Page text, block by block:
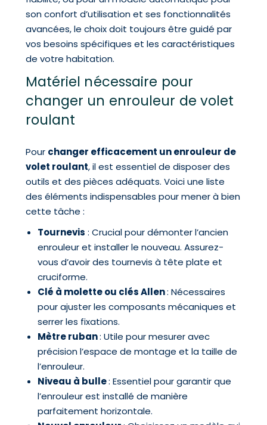
son confort d’utilisation et ses fonctionnalités
avancées, le choix doit toujours être guidé par
vos besoins spécifiques et les caractéristiques
de votre habitation.
Matériel nécessaire pour
changer un enrouleur de volet
roulant
Pour changer efficacement un enrouleur de
volet roulant, il est essentiel de disposer des
outils et des pièces adéquats. Voici une liste
des éléments indispensables pour mener à bien
cette tâche :
Tournevis : Crucial pour démonter l’ancien
enrouleur et installer le nouveau. Assurez-
vous d’avoir des tournevis à tête plate et
cruciforme.
Clé à molette ou clés Allen: Nécessaires
pour ajuster les composants mécaniques et
serrer les fixations.
Mètre ruban: Utile pour mesurer avec
précision l’espace de montage et la taille de
l’enrouleur.
Niveau à bulle: Essentiel pour garantir que
l’enrouleur est installé de manière
parfaitement horizontale.